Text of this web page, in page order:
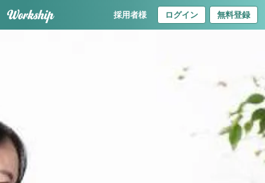
採用者様 ログイン 無料登録